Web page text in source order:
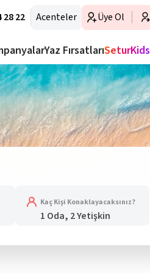
28 22 Acenteler Üye Ol
Yaz FırsatlarıSeturKids
Kaç Kişi Konaklayacaksınız?
1 Oda, 2 Yetişkin